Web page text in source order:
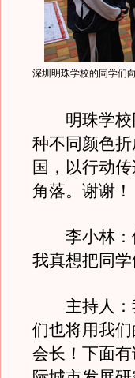
深圳明珠学校的同学们
明珠学校
种不同颜色
国，以行动
角落。谢谢！
李小林：
我真想把同
主持人：
们也将用我
会长！下面